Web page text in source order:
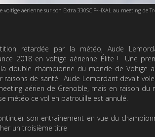
aérienne sur son Extra 330SC F-HXAL au meeting de
retardée par la météo, Aude
2018 en voltige aérienne Élite ! Une
double championne du monde de Voltige
raisons de santé . Aude Lemordant devait
aérien de Grenoble, mais en raison du
météo ce vol en patrouille est annulé.
son entrainement en vue du
un troisième titre